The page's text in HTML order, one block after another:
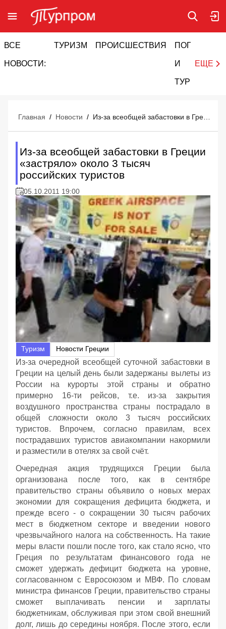
ВСЕ
НОВОСТИ:
ТУРИЗМ ПРОИСШЕСТВИЯ ПОГОДА
И
ТУРИЗМ
ЕЩЕ
Главная / Новости /
Из-за всеобщей забастовки в Греции
«застряло» около 3 тысяч
российских туристов
05.10.2011 19:00
Туризм Новости Греции
Из-за очередной всеобщей суточной забастовки в
Греции на целый день были задержаны вылеты из
России на курорты этой страны и обратно
примерно 16-ти рейсов, т.е. из-за закрытия
воздушного пространства страны пострадало в
общей сложности около 3 тысяч российских
туристов. Впрочем, согласно правилам, всех
пострадавших туристов авиакомпании накормили
и разместили в отелях за свой счёт.
Очередная акция трудящихся Греции была
организована после того, как в сентябре
правительство страны объявило о новых мерах
экономии для сокращения дефицита бюджета, и
прежде всего - о сокращении 30 тысяч рабочих
мест в бюджетном секторе и введении нового
чрезвычайного налога на собственность. На такие
меры власти пошли после того, как стало ясно, что
Греция по результатам финансового года не
сможет удержать дефицит бюджета на уровне,
согласованном с Евросоюзом и МВФ. По словам
министра финансов Греции, правительство страны
сможет выплачивать пенсии и зарплаты
бюджетникам, обслуживая при этом свой внешний
долг, лишь до середины ноября. После этого, если